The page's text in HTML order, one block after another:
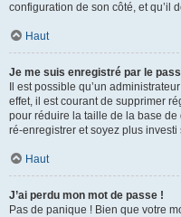
configuration de son côté, et qu’il
Haut
Je me suis enregistré par le
Il est possible qu’un
effet, il est courant de supprimer
pour réduire la taille de la base
ré-enregistrer et soyez plus investi
Haut
J’ai perdu mon mot de passe !
Pas de panique ! Bien que votre